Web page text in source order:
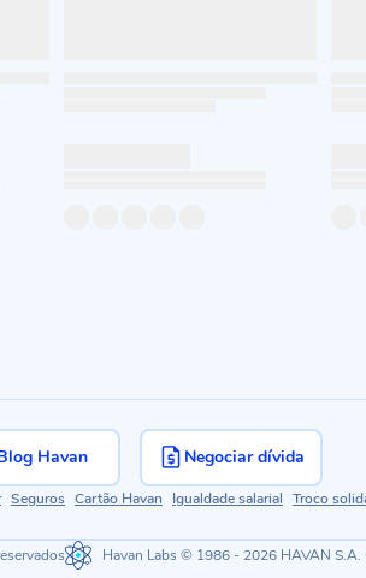
Havan Negociar dívida
Seguros Cartão Havan Igualdade salarial Troco
Havan Labs © 1986 - 2026 HAVAN S.A.